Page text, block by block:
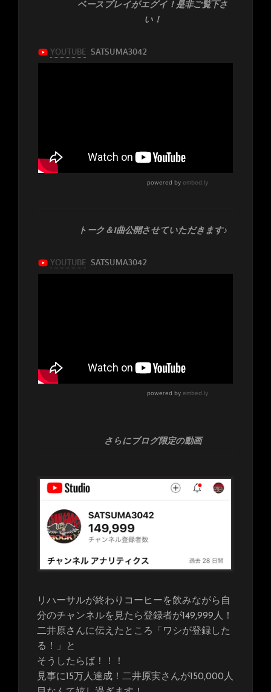
ベースプレイがエグイ！是非ご覧下さ
い！
トーク＆1曲公開させていただきます♪
さらにブログ限定の動画
リハーサルが終わりコーヒーを飲みながら自
分のチャンネルを見たら登録者が149,999人！
二井原さんに伝えたところ「ワシが登録した
る！」と
そうしたらば！！！
見事に15万人達成！二井原実さんが150,000人